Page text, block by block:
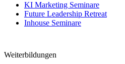
KI Marketing Seminare
Future Leadership Retreat
Inhouse Seminare
Weiterbildungen